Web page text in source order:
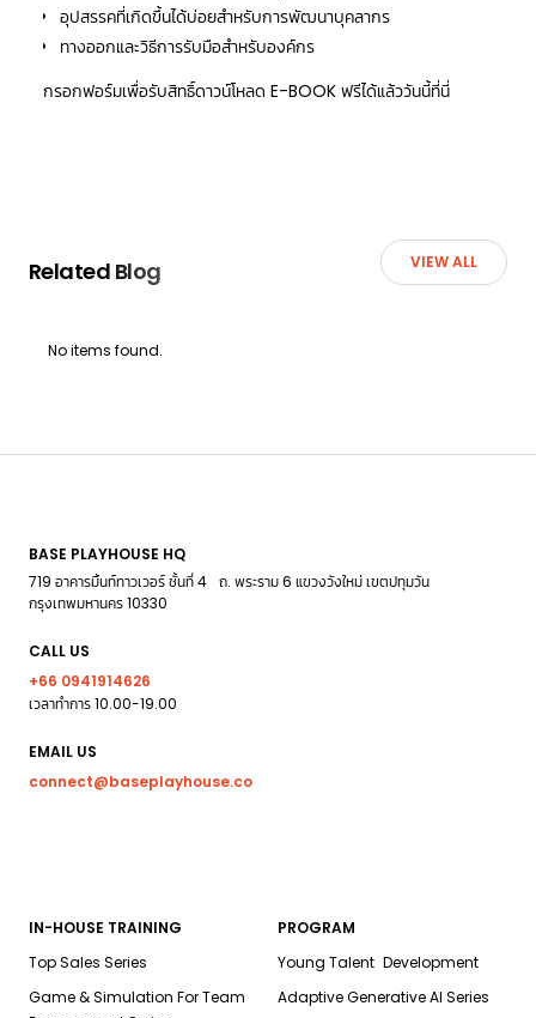
อุปสรรคที่เกิดขึ้นได้บ่อยสำหรับการพัฒนาบุคลากร
ทางออกและวิธีการรับมือสำหรับองค์กร
กรอกฟอร์มเพื่อรับสิทธิ์ดาวน์โหลด E-BOOK ฟรีได้แล้ววันนี้ที่นี่
Related Blog VIEW ALL
No items found.
BASE PLAYHOUSE HQ
719 อาคารมิ้นท์ทาวเวอร์ ชั้นที่ 4 ถ. พระราม 6 แขวงวังใหม่ เขตปทุมวัน
กรุงเทพมหานคร 10330
CALL US
+66 0941914626
เวลาทำการ 10.00-19.00
EMAIL US
connect@baseplayhouse.co
IN-HOUSE TRAINING
Top Sales Series
Game & Simulation For Team
PROGRAM
Young Talent Development
Adaptive Generative AI Series